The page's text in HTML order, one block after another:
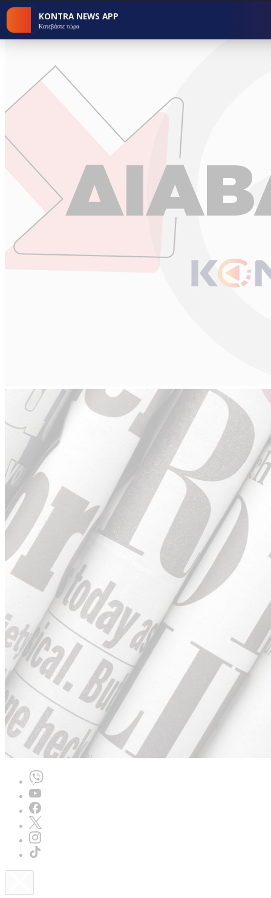
KONTRA NEWS APP
Κατεβάστε τώρα